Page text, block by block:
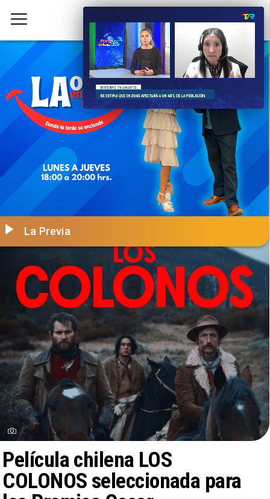
Película chilena LOS
COLONOS seleccionada para
La Previa